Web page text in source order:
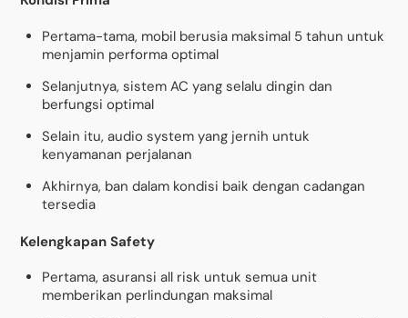
Pertama-tama, mobil berusia maksimal 5 tahun untuk
menjamin performa optimal
Selanjutnya, sistem AC yang selalu dingin dan
berfungsi optimal
Selain itu, audio system yang jernih untuk
kenyamanan perjalanan
Akhirnya, ban dalam kondisi baik dengan cadangan
tersedia
Kelengkapan Safety
Pertama, asuransi all risk untuk semua unit
memberikan perlindungan maksimal